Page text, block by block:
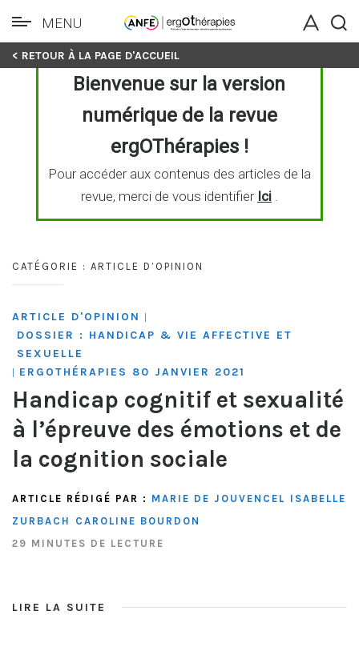
Skip
MENU
< RETOUR À LA PAGE D'ACCUEIL
Bienvenue sur la version
numérique de la revue
ergOThérapies !
Pour accéder aux contenus des articles de la
revue, merci de vous identifier Ici.
CATÉGORIE : ARTICLE D’OPINION
ARTICLE D'OPINION |
DOSSIER : HANDICAP & VIE AFFECTIVE ET
SEXUELLE
| ERGOTHÉRAPIES 80 JANVIER 2021
Handicap cognitif et sexualité
à l’épreuve des émotions et de
la cognition sociale
ARTICLE RÉDIGÉ PAR : MARIE DE JOUVENCEL ISABELLE
ZURBACH
CAROLINE BOURDON
29 MINUTES DE LECTURE
LIRE LA SUITE